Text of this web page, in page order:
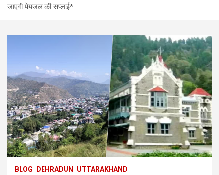
जाएगी पेयजल की सप्लाई*
BLOG DEHRADUN UTTARAKHAND